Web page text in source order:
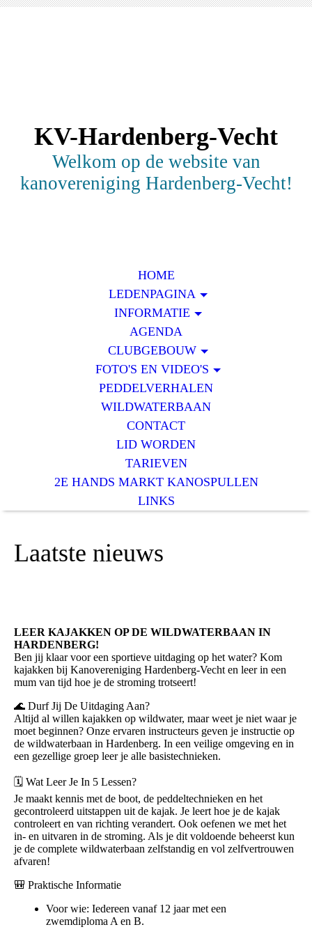
KV-Hardenberg-Vecht
Welkom op de website van
kanovereniging Hardenberg-Vecht!
HOME
LEDENPAGINA
INFORMATIE
AGENDA
CLUBGEBOUW
FOTO'S EN VIDEO'S
PEDDELVERHALEN
WILDWATERBAAN
CONTACT
LID WORDEN
TARIEVEN
2E HANDS MARKT KANOSPULLEN
LINKS
Laatste nieuws
LEER KAJAKKEN OP DE WILDWATERBAAN IN
HARDENBERG!
Ben jij klaar voor een sportieve uitdaging op het water? Kom
kajakken bij Kanovereniging Hardenberg-Vecht en leer in een
mum van tijd hoe je de stroming trotseert!
🌊 Durf Jij De Uitdaging Aan?
Altijd al willen kajakken op wildwater, maar weet je niet waar je
moet beginnen? Onze ervaren instructeurs geven je instructie op
de wildwaterbaan in Hardenberg. In een veilige omgeving en in
een gezellige groep leer je alle basistechnieken.
🗓️ Wat Leer Je In 5 Lessen?
Je maakt kennis met de boot, de peddeltechnieken en het
gecontroleerd uitstappen uit de kajak. Je leert hoe je de kajak
controleert en van richting verandert. Ook oefenen we met het
in- en uitvaren in de stroming. Als je dit voldoende beheerst kun
je de complete wildwaterbaan zelfstandig en vol zelfvertrouwen
afvaren!
🎒 Praktische Informatie
Voor wie: Iedereen vanaf 12 jaar met een
zwemdiploma A en B.